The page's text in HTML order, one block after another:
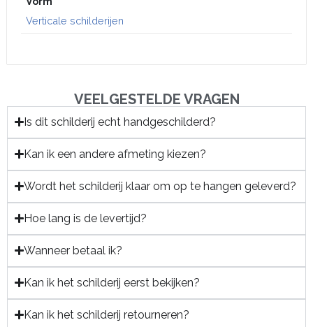
Verticale schilderijen
VEELGESTELDE VRAGEN
Is dit schilderij echt handgeschilderd?
Kan ik een andere afmeting kiezen?
Wordt het schilderij klaar om op te hangen geleverd?
Hoe lang is de levertijd?
Wanneer betaal ik?
Kan ik het schilderij eerst bekijken?
Kan ik het schilderij retourneren?